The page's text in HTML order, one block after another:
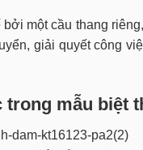
một cầu thang
giải quyết công
trong mẫu biệt